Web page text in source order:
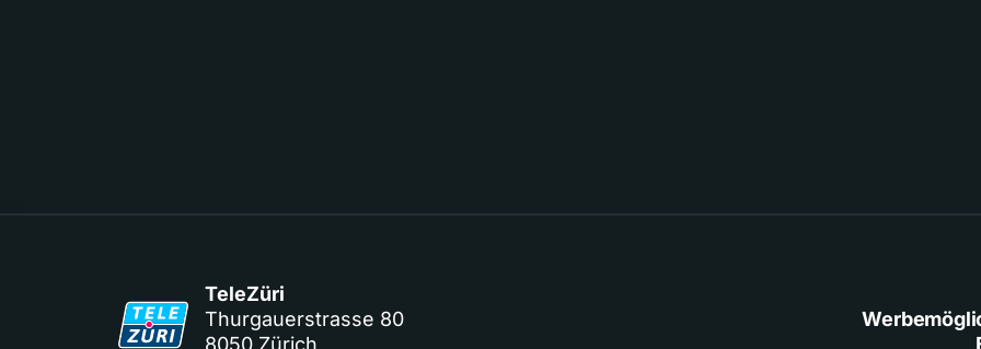
TeleZüri
Thurgauerstrasse 80